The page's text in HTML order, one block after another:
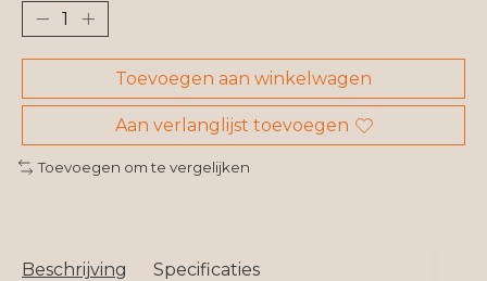
Toevoegen aan winkelwagen
Aan verlanglijst toevoegen
Toevoegen om te vergelijken
Beschrijving Specificaties